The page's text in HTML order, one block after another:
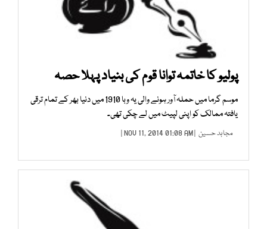
پولیو کا خاتمہ توانا قوم کی بنیاد پہلا حصہ
موسم گرما میں حملہ آور ہونے والی یہ وبا 1910 میں دنیا بھر کے تمام ترقی
یافتہ ممالک کو اپنی لپیٹ میں لے چکی تھی۔
مجاہد حسین | NOV 11, 2014 01:08 AM |